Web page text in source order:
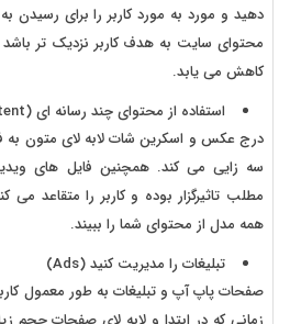
دهید و مورد به مورد کاربر را برای
محتوای سایت به هدف کاربر نزدیک تر
کاهش می یابد.
استفاده از محتوای چند رسانه ای (Multimedia Content)
درج عکس و اسکرین شات لابه لای متون به
سه زایی می کند. همچنین فایل های
مطلب تاثیرگزار بوده و کاربر را متقاعد می
همه مدل از محتوای شما را ببیند.
تبلیغات را مدیریت کنید (Ads)
صفحات پاپ آپ و تبلیغات به طور معمول